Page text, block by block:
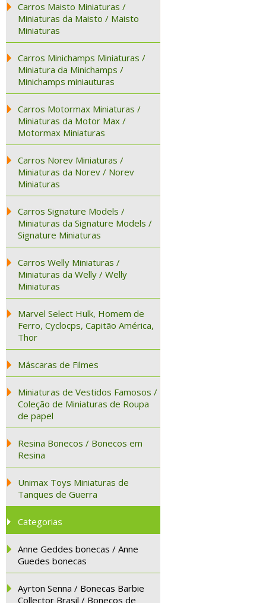
Carros Maisto Miniaturas /
Miniaturas da Maisto / Maisto
Miniaturas
Carros Minichamps Miniaturas /
Miniatura da Minichamps /
Minichamps miniauturas
Carros Motormax Miniaturas /
Miniaturas da Motor Max /
Motormax Miniaturas
Carros Norev Miniaturas /
Miniaturas da Norev / Norev
Miniaturas
Carros Signature Models /
Miniaturas da Signature Models /
Signature Miniaturas
Carros Welly Miniaturas /
Miniaturas da Welly / Welly
Miniaturas
Marvel Select Hulk, Homem de
Ferro, Cyclocps, Capitão América,
Thor
Máscaras de Filmes
Miniaturas de Vestidos Famosos /
Coleção de Miniaturas de Roupa
de papel
Resina Bonecos / Bonecos em
Resina
Unimax Toys Miniaturas de
Tanques de Guerra
Categorias
Anne Geddes bonecas / Anne
Guedes bonecas
Ayrton Senna / Bonecas Barbie
Collector Brasil / Bonecos de